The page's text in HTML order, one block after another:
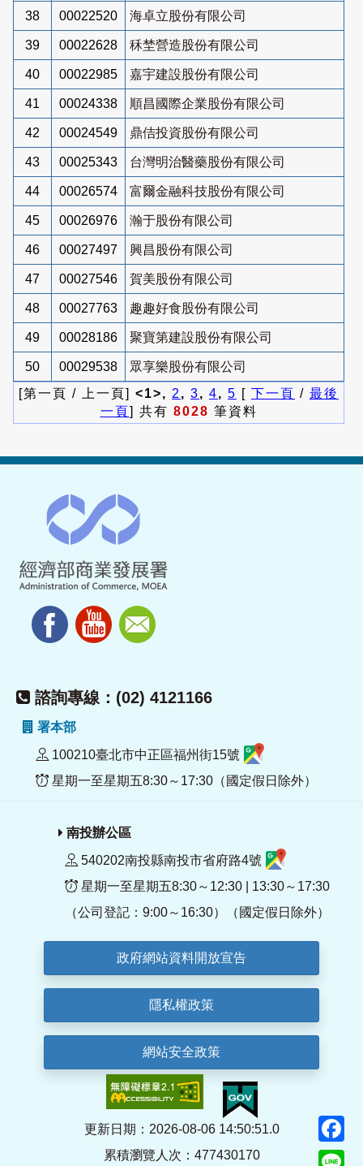
38 00022520 海卓立股份有限公司
39 00022628 秝埜營造股份有限公司
40 00022985 嘉宇建設股份有限公司
41 00024338 順昌國際企業股份有限公司
42 00024549 鼎佶投資股份有限公司
43 00025343 台灣明治醫藥股份有限公司
44 00026574 富爾金融科技股份有限公司
45 00026976 瀚于股份有限公司
46 00027497 興昌股份有限公司
47 00027546 賀美股份有限公司
48 00027763 趣趣好食股份有限公司
49 00028186 聚寶第建設股份有限公司
50 00029538
眾享樂股份有限公司
[第一頁 / 上一頁] <1>, 2 , 3, 4, 5 [ 下一頁 / 最後
一頁] 共有 8028 筆資料
諮詢專線：(02) 4121166
署本部
100210臺北市中正區福州街15號
星期一至星期五8:30～17:30（國定假日除外）
南投辦公區
540202南投縣南投市省府路4號
星期一至星期五8:30～12:30 | 13:30～17:30
（公司登記：9:00～16:30）（國定假日除外）
政府網站資料開放宣告
隱私權政策
網站安全政策
更新日期：2026-08-06 14:50:51.0
累積瀏覽人次：477430170